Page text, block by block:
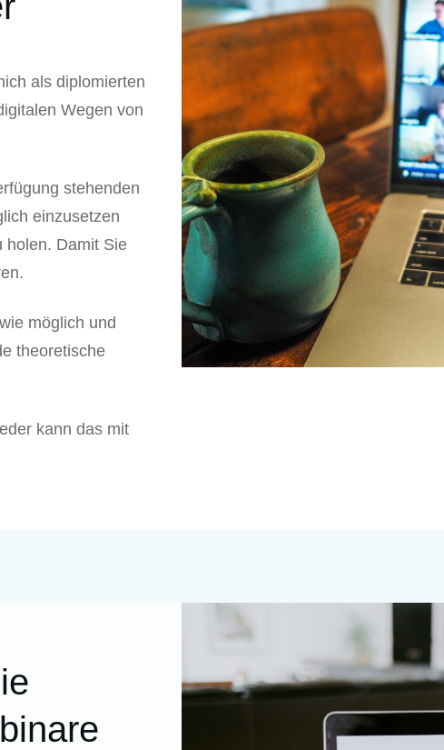
als diplomierten
Wegen von
stehenden
einzusetzen
holen. Damit Sie
möglich und
theoretische
kann das mit